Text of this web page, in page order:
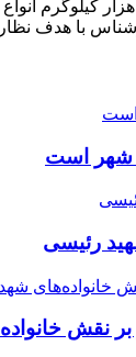
شهر است
رئیسی
بر نقش